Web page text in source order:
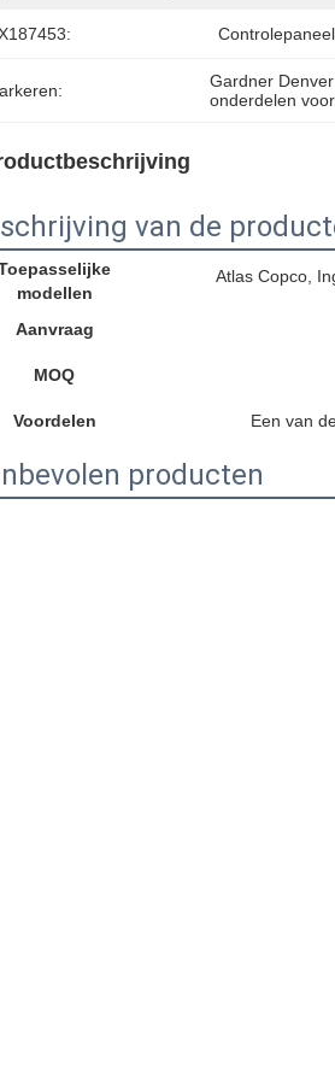
Controlepaneel
Gardner
onderdelen
van de
modellen
Atlas Copco,
Aanvraag
MOQ
Voordelen Een van
producten